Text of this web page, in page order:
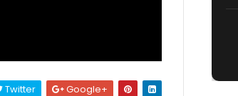
Twitter Google+